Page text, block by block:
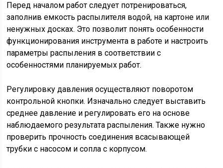
Перед началом работ следует потренироваться,
заполнив емкость распылителя водой, на картоне или
ненужных досках. Это позволит понять особенности
функционирования инструмента в работе и настроить
параметры распыления в соответствии с
особенностями планируемых работ.
Регулировку давления осуществляют поворотом
контрольной кнопки. Изначально следует выставить
среднее давление и регулировать его на основе
наблюдаемого результата распыления. Также нужно
проверить прочность соединения всасывающей
трубки с насосом и сопла с корпусом.